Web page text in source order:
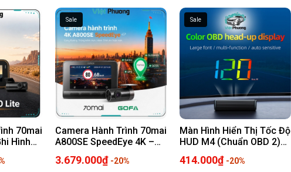
70mai
Hình
Sale
Camera Hành Trình 70mai
A800SE SpeedEye 4K –
Cảnh Báo Giao Thông
Thông Minh, Giám Sát
3.679.000₫ -20%
Sale
Màn Hình Hiển Thị Tốc Độ
HUD M4 (Chuẩn OBD 2)
Dùng Cho Hầu Hết Các
Dòng Ô Tô Xe Hơi - Phiên
414.000₫ -20%